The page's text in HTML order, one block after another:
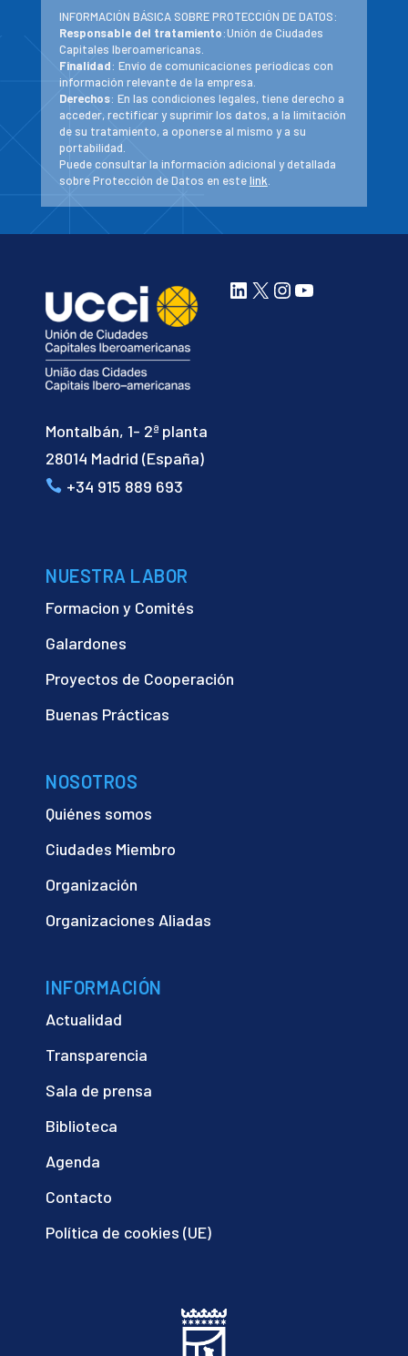
INFORMACIÓN BÁSICA SOBRE PROTECCIÓN DE DATOS:
Responsable del tratamiento:Unión de Ciudades
Capitales Iberoamericanas.
Finalidad: Envío de comunicaciones periodicas con
información relevante de la empresa.
Derechos: En las condiciones legales, tiene derecho a
acceder, rectificar y suprimir los datos, a la limitación
de su tratamiento, a oponerse al mismo y a su
portabilidad.
Puede consultar la información adicional y detallada
sobre Protección de Datos en estelink.
Montalbán, 1- 2ª planta
28014 Madrid (España)
+34 915 889 693
LinkedIn
X Instagram
YouTube
NUESTRA LABOR
Formacion y Comités
Galardones
Proyectos de Cooperación
Buenas Prácticas
NOSOTROS
Quiénes somos
Ciudades Miembro
Organización
Organizaciones Aliadas
INFORMACIÓN
Actualidad
Transparencia
Sala de prensa
Biblioteca
Agenda
Contacto
Política de cookies (UE)